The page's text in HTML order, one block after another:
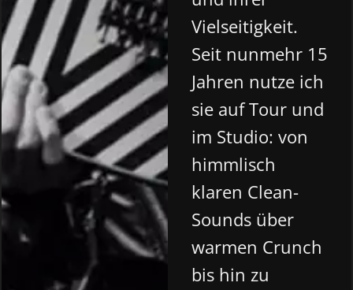
Vielseitigkeit.
Seit nunmehr 15
Jahren nutze ich
sie auf Tour und
im Studio: von
himmlisch
klaren Clean-
Sounds über
warmen Crunch
bis hin zu